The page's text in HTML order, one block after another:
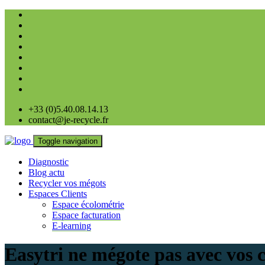
+33 (0)5.40.08.14.13
contact@je-recycle.fr
Toggle navigation
Diagnostic
Blog actu
Recycler vos mégots
Espaces Clients
Espace écolométrie
Espace facturation
E-learning
Easytri ne mégote pas avec vos